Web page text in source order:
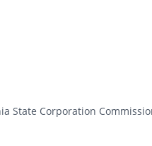
State Corporation